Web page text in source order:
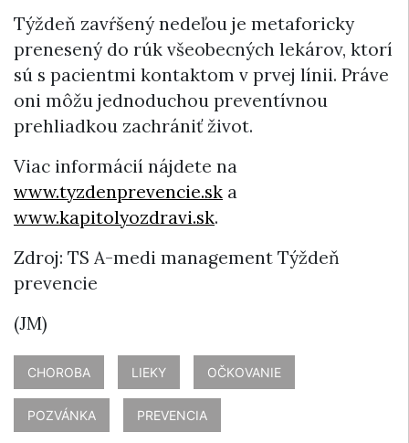
Týždeň zavŕšený nedeľou je metaforicky
prenesený do rúk všeobecných lekárov, ktorí
sú s pacientmi kontaktom v prvej línii. Práve
oni môžu jednoduchou preventívnou
prehliadkou zachrániť život.
Viac informácií nájdete na
www.tyzdenprevencie.sk a
www.kapitolyozdravi.sk.
Zdroj: TS A-medi management Týždeň
prevencie
(JM)
CHOROBA LIEKY OČKOVANIE
POZVÁNKA PREVENCIA